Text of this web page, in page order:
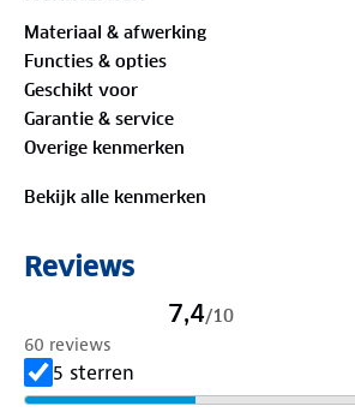
het brandstofverbruik met
toeneemt. Automobilisten die zo'n
per jaar afleggen, moeten daardoor
extra betalen aan brandstof.
Raakt de batterij van de
batterij. Zo heb je altijd een goed
Bekijk de gebruiksaanwijzing
Specificaties bandenmeter:
Materiaal & afwerking
Functies & opties
Geschikt voor
Garantie & service
Overige kenmerken
Bekijk alle kenmerken
Reviews
7,4/10
60 reviews
5 sterren